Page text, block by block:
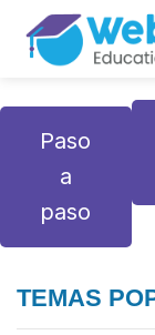
Paso
a
paso
TEMAS